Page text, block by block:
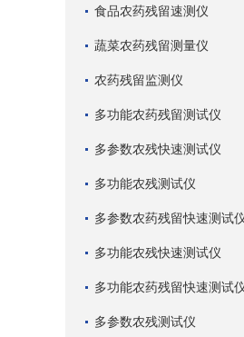
食品农药残留速测仪
蔬菜农药残留测量仪
农药残留监测仪
多功能农药残留测试仪
多参数农残快速测试仪
多功能农残测试仪
多参数农药残留快速测试
多功能农残快速测试仪
多功能农药残留快速测试
多参数农残测试仪